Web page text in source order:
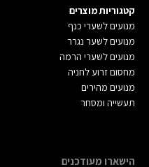
קטגוריות מוצרים
מנועים לשערי כנף
מנועים לשער נגרר
מנועים לשערי הרמה
מחסום זרוע לחניה
מנועים מהירים
תעשייה ומסחר
הישארו מעודכנים